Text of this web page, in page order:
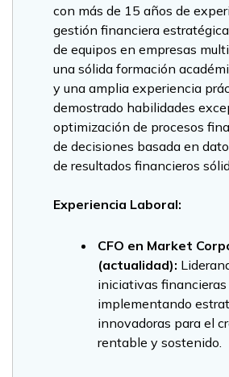
con más de 15 años de
gestión financiera
de equipos en empresas
una sólida formación
y una amplia experiencia
demostrado habilidades
optimización de procesos
de decisiones basada en
de resultados financieros
Experiencia Laboral:
CFO en Market
(actualidad):
iniciativas financieras
implementando
innovadoras para el
rentable y sostenido.